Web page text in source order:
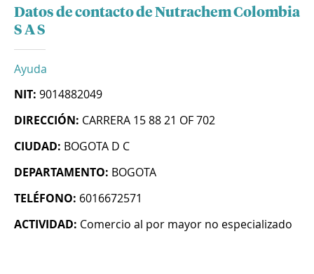
Datos de contacto de Nutrachem Colombia
S A S
Ayuda
NIT: 9014882049
DIRECCIÓN: CARRERA 15 88 21 OF 702
CIUDAD: BOGOTA D C
DEPARTAMENTO: BOGOTA
TELÉFONO: 6016672571
ACTIVIDAD: Comercio al por mayor no especializado